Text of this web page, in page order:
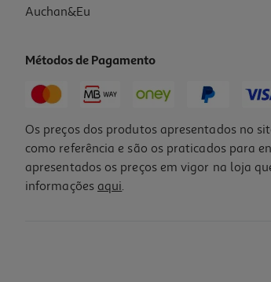
Auchan&Eu
Métodos de Pagamento
Os preços dos produtos apresentados no
como referência e são os praticados para
apresentados os preços em vigor na loja
informações aqui.